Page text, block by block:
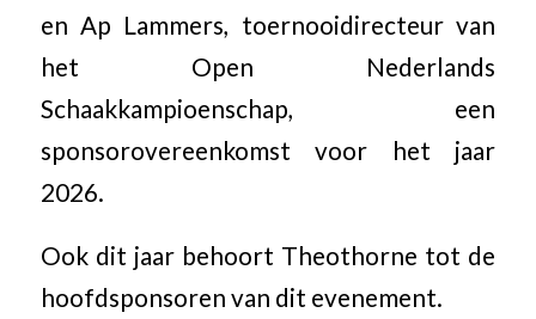
en Ap Lammers, toernooidirecteur van
het Open Nederlands
Schaakkampioenschap, een
sponsorovereenkomst voor het jaar
2026.
Ook dit jaar behoort Theothorne tot de
hoofdsponsoren van dit evenement.